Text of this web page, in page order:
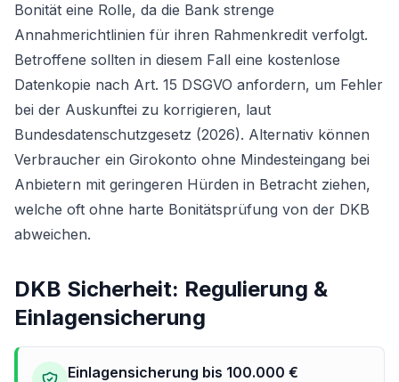
Bonität eine Rolle, da die Bank strenge
Annahmerichtlinien für ihren Rahmenkredit verfolgt.
Betroffene sollten in diesem Fall eine kostenlose
Datenkopie nach Art. 15 DSGVO anfordern, um Fehler
bei der Auskunftei zu korrigieren, laut
Bundesdatenschutzgesetz (2026). Alternativ können
Verbraucher ein Girokonto ohne Mindesteingang bei
Anbietern mit geringeren Hürden in Betracht ziehen,
welche oft ohne harte Bonitätsprüfung von der DKB
abweichen.
DKB Sicherheit: Regulierung &
Einlagensicherung
Einlagensicherung bis 100.000 €